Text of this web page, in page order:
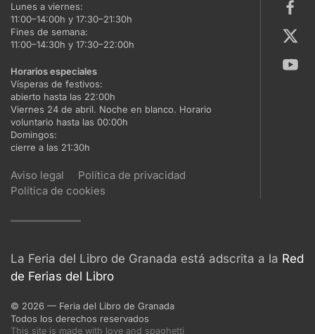
Lunes a viernes:
11:00–14:00h y 17:30–21:30h
Fines de semana:
11:00–14:30h y 17:30–22:00h
Horarios especiales
Vísperas de festivos:
abierto hasta las 22:00h
Viernes 24 de abril. Noche en blanco. Horario
voluntario hasta las 00:00h
Domingos:
cierre a las 21:30h
Aviso legal
Política de privacidad
Política de cookies
La Feria del Libro de Granada está adscrita a la Red
de Ferias del Libro
© 2026 — Feria del Libro de Granada
Todos los derechos reservados
This site is made with love and spaghetti